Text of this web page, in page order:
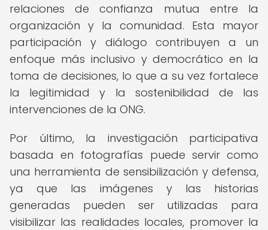
relaciones de confianza mutua entre la
organización y la comunidad. Esta mayor
participación y diálogo contribuyen a un
enfoque más inclusivo y democrático en la
toma de decisiones, lo que a su vez fortalece
la legitimidad y la sostenibilidad de las
intervenciones de la ONG.
Por último, la investigación participativa
basada en fotografías puede servir como
una herramienta de sensibilización y defensa,
ya que las imágenes y las historias
generadas pueden ser utilizadas para
visibilizar las realidades locales, promover la